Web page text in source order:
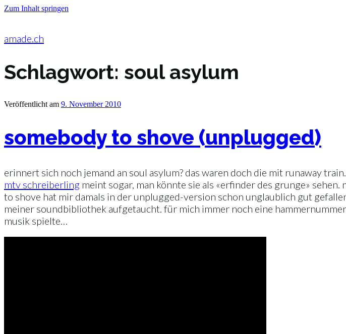
Zum Inhalt springen
amade.ch
Schlagwort: soul asylum
Veröffentlicht am 9. November 2010
somebody to shove (unplugged)
erinnert sich noch jemand an soul asylum? das waren doch die mit runaway
mtv schreiberling meint sogar, man könnte sie als «erfinder des grunge»
to shove hat mir damals in der unplugged-version schon unglaublich gut
meiner soundbibliothek aufgetaucht. für mich immer noch eine
musik spielte…